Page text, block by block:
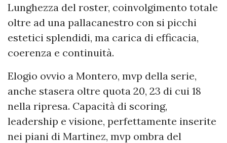
Lunghezza del roster, coinvolgimento totale
oltre ad una pallacanestro con si picchi
estetici splendidi, ma carica di efficacia,
coerenza e continuità.
Elogio ovvio a Montero, mvp della serie,
anche stasera oltre quota 20, 23 di cui 18
nella ripresa. Capacità di scoring,
leadership e visione, perfettamente inserite
nei piani di Martinez, mvp ombra del